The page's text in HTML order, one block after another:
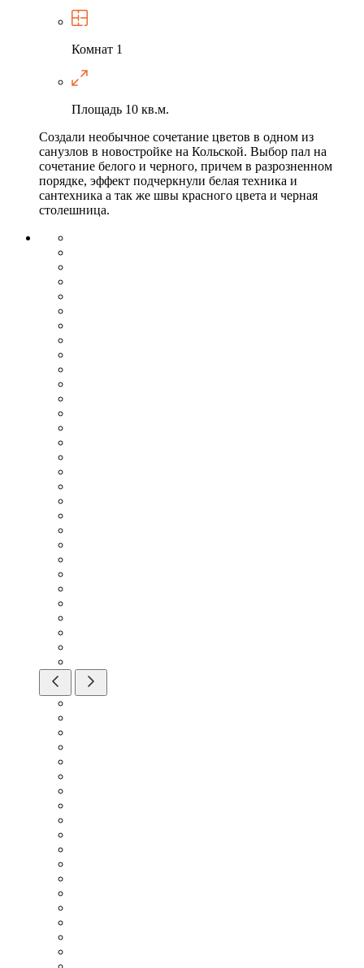
Комнат 1
Площадь 10 кв.м.
Создали необычное сочетание цветов в одном из
санузлов в новостройке на Кольской. Выбор пал на
сочетание белого и черного, причем в разрозненном
порядке, эффект подчеркнули белая техника и
сантехника а так же швы красного цвета и черная
столешница.